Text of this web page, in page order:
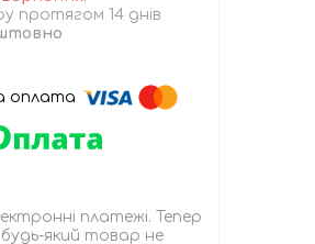
протягом 14 днів
платежі. Тепер
який товар не